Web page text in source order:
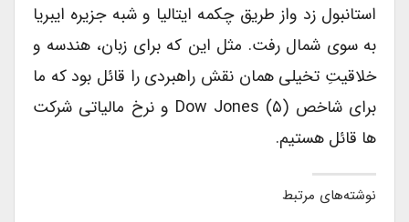
استانبول زد واز طریق چکمه ایتالیا و شبه جزیره ایبریا
به سوی شمال رفت. مثل این که برای زبان، هندسه و
خلاقیتِ تخیلی همان نقش راهبردی را قائل بود که ما
برای شاخص Dow Jones (۵) و نرخ مالیاتی شرکت
ها قائل هستیم.
نوشته‌های مرتبط